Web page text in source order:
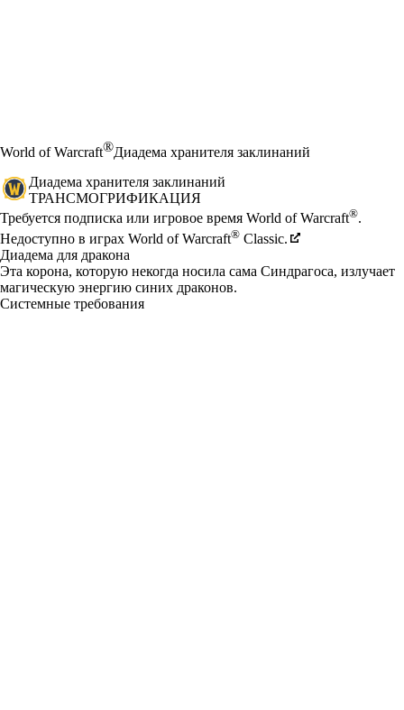
World of Warcraft®Диадема хранителя заклинаний
Диадема хранителя заклинаний
ТРАНСМОГРИФИКАЦИЯ
Цена
Available actions
Требуется подписка или игровое время World of Warcraft®.
Недоступно в играх World of Warcraft® Classic.
Диадема для дракона
Эта корона, которую некогда носила сама Синдрагоса, излучает
магическую энергию синих драконов.
Системные требования